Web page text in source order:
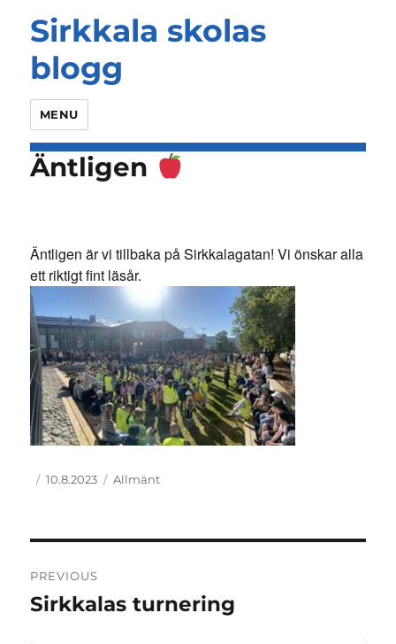
Sirkkala skolas
blogg
MENU
Äntligen
Äntligen är vi tillbaka på Sirkkalagatan! Vi önskar alla
ett riktigt fint läsår.
Author
Posted
10.8.2023 Categories
Allmänt
navigation
PREVIOUS
Previous
Sirkkalas turnering